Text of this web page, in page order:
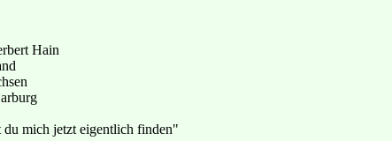
Hain
du mich jetzt eigentlich finden"